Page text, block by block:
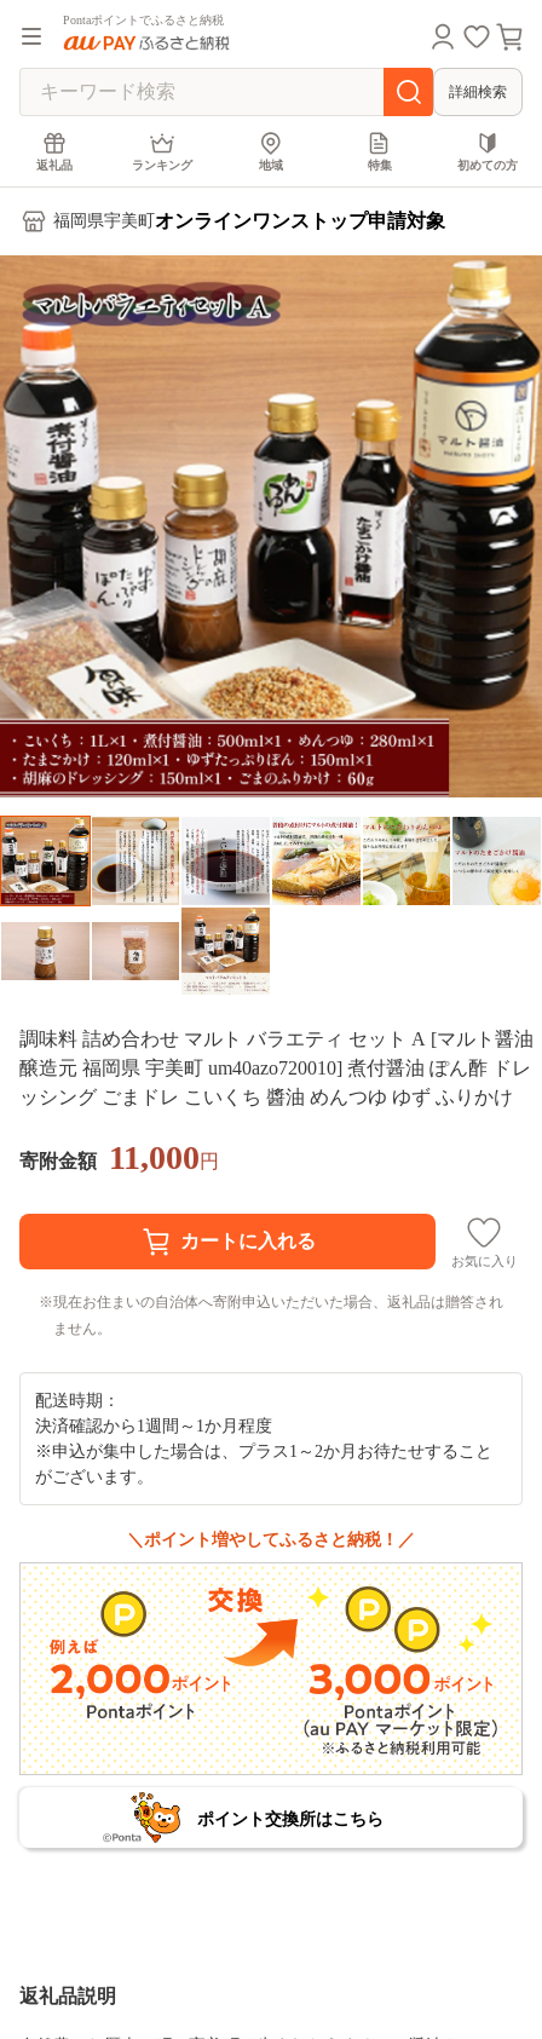
Pontaポイントでふるさと納税
詳細検索
返礼品 ランキング 地域 特集 初めての方
福岡県宇美町 オンラインワンストップ申請対象
調味料 詰め合わせ マルト バラエティ セット A [マルト醤油
醸造元 福岡県 宇美町 um40azo720010] 煮付醤油 ぽん酢 ドレ
ッシング ごまドレ こいくち 醬油 めんつゆ ゆず ふりかけ
寄附金額 11,000円
お気に入り
現在お住まいの自治体へ寄附申込いただいた場合、返礼品は贈答され
ません。
配送時期：
決済確認から1週間～1か月程度
※申込が集中した場合は、プラス1～2か月お待たせすること
がございます。
＼ポイント増やしてふるさと納税！／
ポイント交換所はこちら
返礼品説明